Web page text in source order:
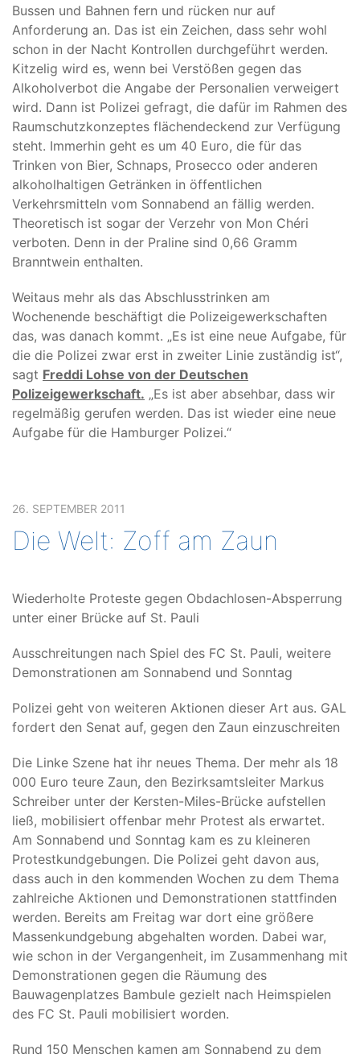
Bussen und Bahnen fern und rücken nur auf
Anforderung an. Das ist ein Zeichen, dass sehr wohl
schon in der Nacht Kontrollen durchgeführt werden.
Kitzelig wird es, wenn bei Verstößen gegen das
Alkoholverbot die Angabe der Personalien verweigert
wird. Dann ist Polizei gefragt, die dafür im Rahmen des
Raumschutzkonzeptes flächendeckend zur Verfügung
steht. Immerhin geht es um 40 Euro, die für das
Trinken von Bier, Schnaps, Prosecco oder anderen
alkoholhaltigen Getränken in öffentlichen
Verkehrsmitteln vom Sonnabend an fällig werden.
Theoretisch ist sogar der Verzehr von Mon Chéri
verboten. Denn in der Praline sind 0,66 Gramm
Branntwein enthalten.
Weitaus mehr als das Abschlusstrinken am
Wochenende beschäftigt die Polizeigewerkschaften
das, was danach kommt. „Es ist eine neue Aufgabe, für
die die Polizei zwar erst in zweiter Linie zuständig ist“,
sagt Freddi Lohse von der Deutschen
Polizeigewerkschaft. „Es ist aber absehbar, dass wir
regelmäßig gerufen werden. Das ist wieder eine neue
Aufgabe für die Hamburger Polizei.“
26. SEPTEMBER 2011
Die Welt: Zoff am Zaun
Wiederholte Proteste gegen Obdachlosen-Absperrung
unter einer Brücke auf St. Pauli
Ausschreitungen nach Spiel des FC St. Pauli, weitere
Demonstrationen am Sonnabend und Sonntag
Polizei geht von weiteren Aktionen dieser Art aus. GAL
fordert den Senat auf, gegen den Zaun einzuschreiten
Die Linke Szene hat ihr neues Thema. Der mehr als 18
000 Euro teure Zaun, den Bezirksamtsleiter Markus
Schreiber unter der Kersten-Miles-Brücke aufstellen
ließ, mobilisiert offenbar mehr Protest als erwartet.
Am Sonnabend und Sonntag kam es zu kleineren
Protestkundgebungen. Die Polizei geht davon aus,
dass auch in den kommenden Wochen zu dem Thema
zahlreiche Aktionen und Demonstrationen stattfinden
werden. Bereits am Freitag war dort eine größere
Massenkundgebung abgehalten worden. Dabei war,
wie schon in der Vergangenheit, im Zusammenhang mit
Demonstrationen gegen die Räumung des
Bauwagenplatzes Bambule gezielt nach Heimspielen
des FC St. Pauli mobilisiert worden.
Rund 150 Menschen kamen am Sonnabend zu dem